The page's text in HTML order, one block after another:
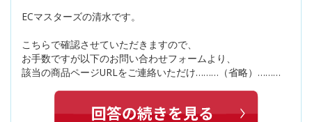
ECマスターズの清水です。
こちらで確認させていただきますので、
お手数ですが以下のお問い合わせフォームより、
該当の商品ページURLをご連絡いただけ………（省略）………